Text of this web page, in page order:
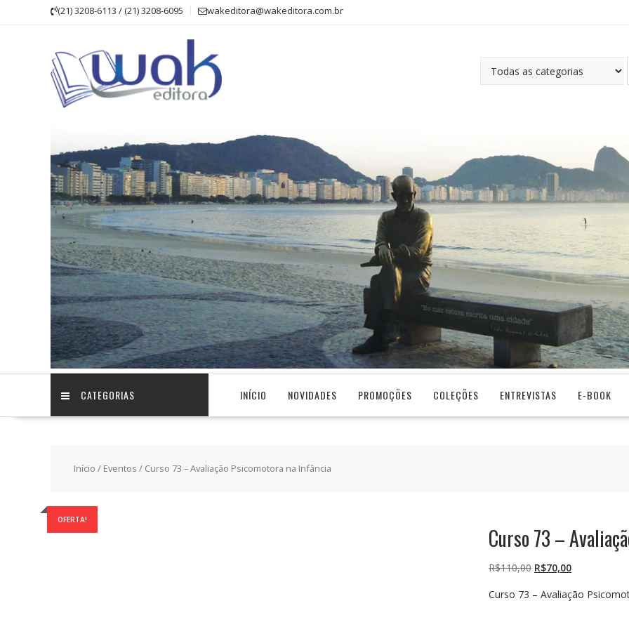
(21) 3208-6113 / (21) 3208-6095 wakeditora@wakeditora.com.br
CATEGORIAS INÍCIO NOVIDADES PROMOÇÕES COLEÇÕES ENTREVISTAS E-BOOK
Início / Eventos / Curso 73 – Avaliação Psicomotora na Infância
OFERTA!
Curso 73 –
R$110,00 O
original
R$70,00O
atual
Curso 73 – Avaliação